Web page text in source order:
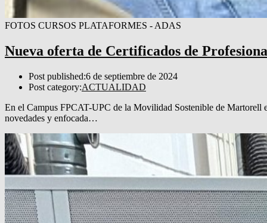
FOTOS CURSOS PLATAFORMES - ADAS
Nueva oferta de Certificados de
Post published:6 de septiembre de 2024
Post category:ACTUALIDAD
En el Campus FPCAT-UPC de la Movilidad Sostenible de Martorell
novedades y enfocada…